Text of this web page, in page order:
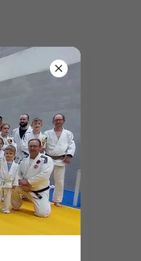
11/'26 een